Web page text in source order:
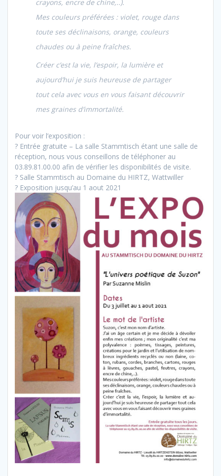
crayons, encre de chine,..).
Mes couleurs préférées : violet, rouge dans
toute ses déclinaisons, orange, couleurs
chaudes ou à peine fraîches.
Créer c’est la vie, l’espoir, la lumière et
aujourd’hui je suis heureuse de partager
tout cela avec vous en vous faisant découvrir
mes graines d’immortalité.
Pour voir l’exposition :
? Entrée gratuite – La salle Stammtisch étant une salle de
réception, nous vous conseillons de téléphoner au
03.89.81.00.00 afin de vérifier les disponibilités de visite.
? Salle Stammtisch au Domaine du HIRTZ, Wattwiller
? Exposition jusqu’au 1 aout 2021